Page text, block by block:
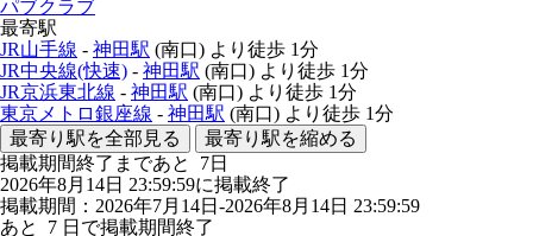
パブクラブ
最寄駅
JR山手線 - 神田駅 (南口) より徒歩 1分
JR中央線(快速) - 神田駅 (南口) より徒歩 1分
JR京浜東北線 - 神田駅 (南口) より徒歩 1分
東京メトロ銀座線 - 神田駅 (南口) より徒歩 1分
最寄り駅を全部見る
最寄り駅を縮める
掲載期間終了まであと 7日
2026年8月14日 23:59:59に掲載終了
掲載期間：2026年7月14日-2026年8月14日 23:59:59
あと 7 日で掲載期間終了